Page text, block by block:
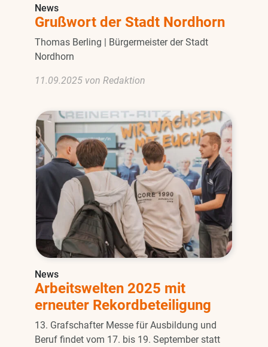
News
Grußwort der Stadt Nordhorn
Thomas Berling | Bürgermeister der Stadt
Nordhorn
11.09.2025 von Redaktion
News
Arbeitswelten 2025 mit
erneuter Rekordbeteiligung
13. Grafschafter Messe für Ausbildung und
Beruf findet vom 17. bis 19. September statt